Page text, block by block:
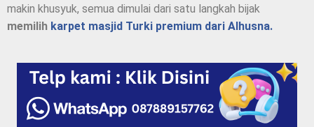
makin khusyuk, semua dimulai dari satu langkah bijak
memilih karpet masjid Turki premium dari Alhusna.